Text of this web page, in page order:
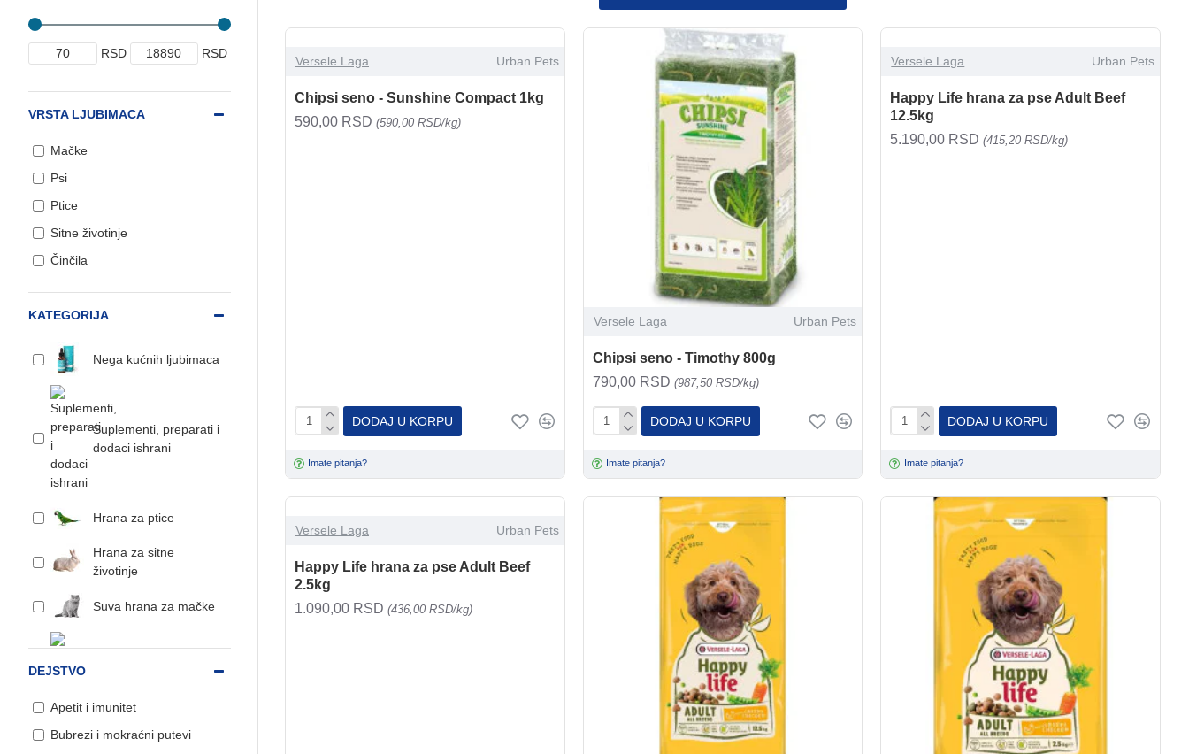
RSD RSD
KATEGORIJA
Nega kućnih ljubimaca
Suplementi, preparati i
dodaci ishrani
Hrana za ptice
Hrana za sitne
životinje
Suva hrana za mačke
DEJSTVO
Apetit i imunitet
Bubrezi i mokraćni putevi
VRSTA LJUBIMACA
Mačke
Psi
Ptice
Sitne životinje
Činčila
Versele Laga Urban Pets
Chipsi seno - Sunshine Compact 1kg
590,00 RSD (590,00 RSD/kg)
DODAJ U KORPU
Imate pitanja?
Versele Laga Urban Pets
Chipsi seno - Timothy 800g
790,00 RSD (987,50 RSD/kg)
DODAJ U KORPU
Imate pitanja?
Versele Laga Urban Pets
Happy Life hrana za pse Adult Beef
12.5kg
5.190,00 RSD(415,20 RSD/kg)
DODAJ U KORPU
Imate pitanja?
Versele Laga Urban Pets
Happy Life hrana za pse Adult Beef
2.5kg
1.090,00 RSD (436,00 RSD/kg)